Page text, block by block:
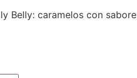
Belly: caramelos con